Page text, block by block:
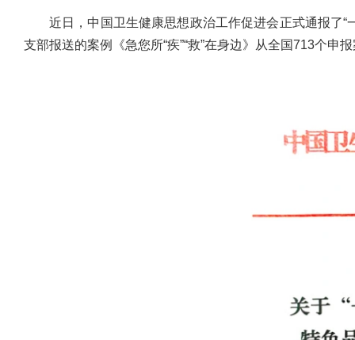
近日，中国卫生健康思想政治工作促进会正式通报了
支部报送的案例《急您所“疾”“救”在身边》从全国713个申